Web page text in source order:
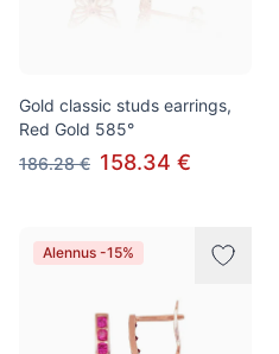
Gold classic studs earrings,
Red Gold 585°
186.28 € 158.34 €
Alennus -15%